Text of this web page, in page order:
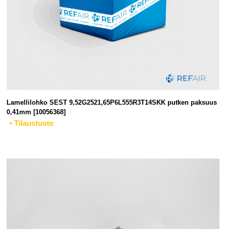
Lamellilohko SEST 9,52G2521,65P6L555R3T14SKK putken paksuus
0,41mm [10056368]
• Tilaustuote